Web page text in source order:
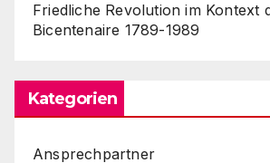
Friedliche Revolution im Kontext
Bicentenaire 1789-1989
Kategorien
Ansprechpartner